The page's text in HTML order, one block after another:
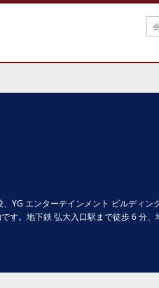
YG エンターテインメント ビルディン
す。地下鉄 弘大入口駅まで徒歩 6 分